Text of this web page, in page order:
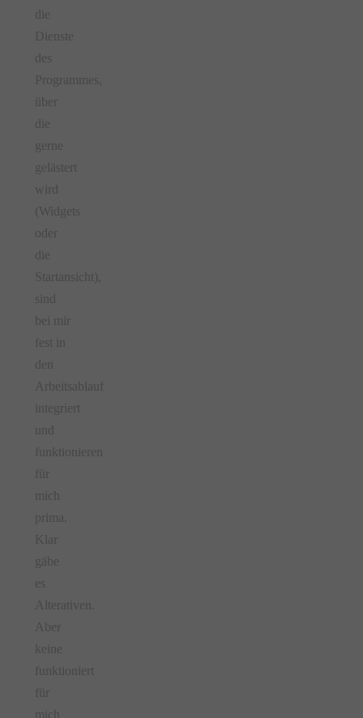
die
Dienste
des
Programmes,
über
die
gerne
gelästert
wird
(Widgets
oder
die
Startansicht),
sind
bei mir
fest in
den
Arbeitsablauf
integriert
und
funktionieren
für
mich
prima.
Klar
gäbe
es
Alterativen.
Aber
keine
funktioniert
für
mich